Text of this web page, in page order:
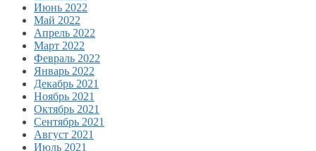
Июнь 2022
Май 2022
Апрель 2022
Март 2022
Февраль 2022
Январь 2022
Декабрь 2021
Ноябрь 2021
Октябрь 2021
Сентябрь 2021
Август 2021
Июль 2021